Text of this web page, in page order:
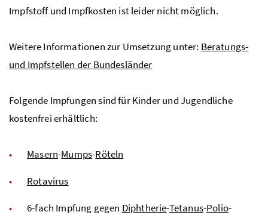
Impfstoff und Impfkosten ist leider nicht möglich.
Weitere Informationen zur Umsetzung unter: Beratungs-
und Impfstellen der Bundesländer
Folgende Impfungen sind für Kinder und Jugendliche
kostenfrei erhältlich:
Masern-Mumps-Röteln
Rotavirus
6-fach Impfung gegen Diphtherie-Tetanus-Polio-